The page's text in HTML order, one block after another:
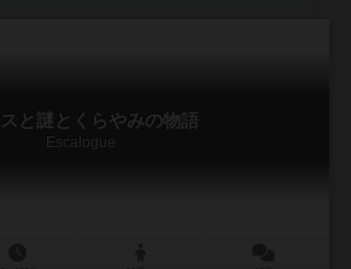
と謎とくらやみの物語
Escalogue